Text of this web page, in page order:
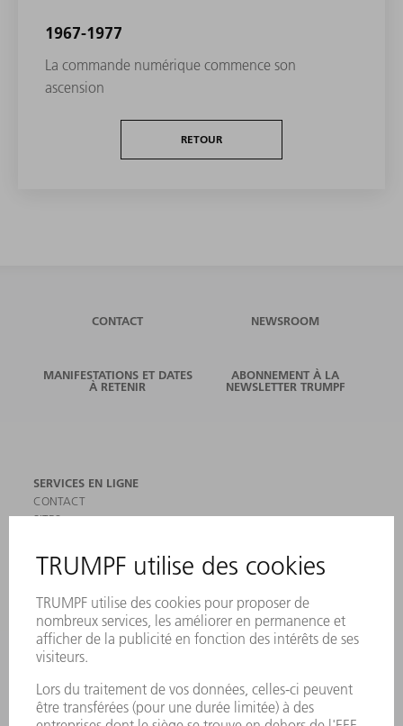
1967-1977
La commande numérique commence son
ascension
RETOUR
CONTACT NEWSROOM
MANIFESTATIONS ET DATES
À RETENIR
ABONNEMENT À LA
NEWSLETTER TRUMPF
SERVICES EN LIGNE
CONTACT
SITES
INSCRIPTION À LA NEWSLETTER
MYTRUMPF
PRODUITS
MACHINES & SYSTÈMES
LASER
ELECTRONIQUE DE PUISSANCE
OUTILS ÉLECTRIQUES
SMART FACTORY
LOGICIEL